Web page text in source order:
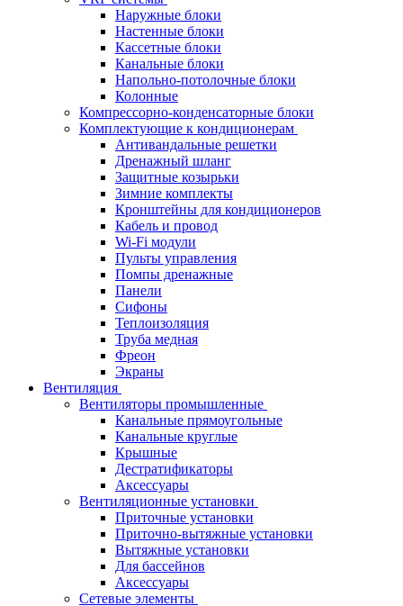
Наружные блоки
Настенные блоки
Кассетные блоки
Канальные блоки
Напольно-потолочные блоки
Колонные
Компрессорно-конденсаторные блоки
Комплектующие к кондиционерам
Антивандальные решетки
Дренажный шланг
Защитные козырьки
Зимние комплекты
Кронштейны для кондиционеров
Кабель и провод
Wi-Fi модули
Пульты управления
Помпы дренажные
Панели
Сифоны
Теплоизоляция
Труба медная
Фреон
Экраны
Вентиляция
Вентиляторы промышленные
Канальные прямоугольные
Канальные круглые
Крышные
Дестратификаторы
Аксессуары
Вентиляционные установки
Приточные установки
Приточно-вытяжные установки
Вытяжные установки
Для бассейнов
Аксессуары
Сетевые элементы